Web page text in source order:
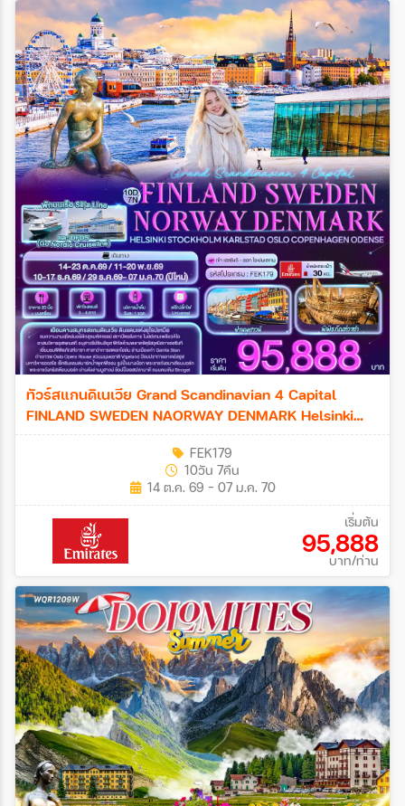
ทัวร์สแกนดิเนเวีย Grand Scandinavian 4 Capital
FINLAND SWEDEN NAORWAY DENMARK Helsinki
Stockholm Karlstad Oslo Copenhagen Odense 10วัน
FEK179
10วัน 7คืน
14 ต.ค. 69 - 07 ม.ค. 70
เริ่มต้น
95,888
บาท/ท่าน